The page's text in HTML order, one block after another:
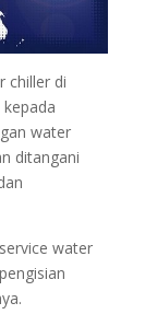
chiller di
water
ditangani
water